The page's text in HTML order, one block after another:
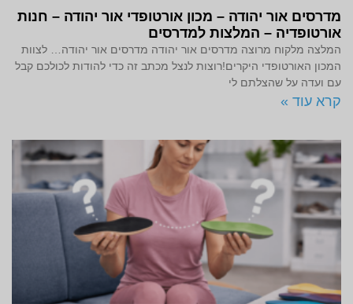
מדרסים אור יהודה – מכון אורטופדי אור יהודה – חנות
אורטופדיה – המלצות למדרסים
המלצה מלקוח מרוצה מדרסים אור יהודה מדרסים אור יהודה… לצוות
המכון האורטופדי היקרים!רוצות לנצל מכתב זה כדי להודות לכולכם קבל
עם ועדה על שהצלתם לי
קרא עוד »